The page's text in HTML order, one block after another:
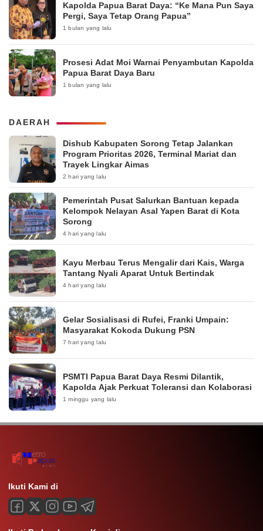
Kapolda Papua Barat Daya: “Ke Mana Pun Saya
Pergi, Saya Tetap Orang Papua”
1 bulan yang lalu
Prosesi Adat Moi Warnai Penyambutan Kapolda
Papua Barat Daya Baru
1 bulan yang lalu
DAERAH
Dishub Kabupaten Sorong Tetap Jalankan
Program Prioritas 2026, Terminal Mariat dan
Trayek Lingkar Aimas
2 hari yang lalu
Pemerintah Pusat Salurkan Bantuan kepada
Kelompok Nelayan Asal Yapen Barat di Kota
Sorong
4 hari yang lalu
Kayu Merbau Terus Mengalir dari Kais, Warga
Tantang Nyali Aparat Untuk Bertindak
4 hari yang lalu
Gelar Sosialisasi di Rufei, Franki Umpain:
Masyarakat Kokoda Dukung PSN
7 hari yang lalu
PSMTI Papua Barat Daya Resmi Dilantik,
Kapolda Ajak Perkuat Toleransi dan Kolaborasi
1 minggu yang lalu
Ikuti Kami di